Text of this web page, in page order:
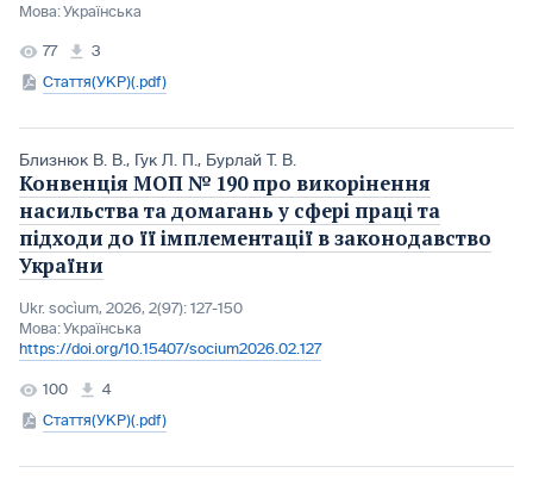
Мова:Українська
77
3
Стаття(УКР)(.pdf)
Близнюк В. В., Гук Л. П., Бурлай Т. В.
Конвенція МОП № 190 про викорінення
насильства та домагань у сфері праці та
підходи до її імплементації в законодавство
України
Ukr. socìum, 2026, 2(97): 127-150
Мова:Українська
https://doi.org/10.15407/socium2026.02.127
100
4
Стаття(УКР)(.pdf)